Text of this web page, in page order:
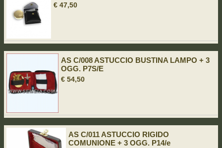
€ 47,50
AS C/008 ASTUCCIO BUSTINA LAMPO + 3
OGG. P7S/E
€ 54,50
AS C/011 ASTUCCIO RIGIDO
COMUNIONE + 3 OGG. P14/e